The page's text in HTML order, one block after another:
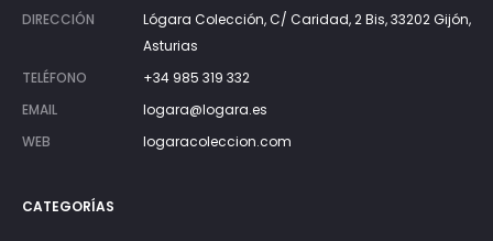
DIRECCIÓN
Lógara Colección, C/ Caridad, 2 Bis, 33202 Gijón,
Asturias
TELÉFONO
+34 985 319 332
EMAIL
logara@logara.es
WEB
logaracoleccion.com
CATEGORÍAS